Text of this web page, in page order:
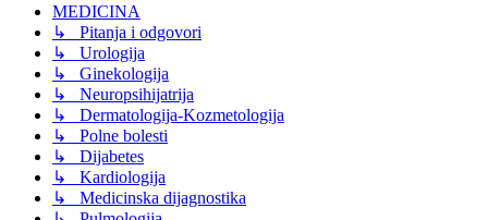
MEDICINA
↳ Pitanja i odgovori
↳ Urologija
↳ Ginekologija
↳ Neuropsihijatrija
↳ Dermatologija-Kozmetologija
↳ Polne bolesti
↳ Dijabetes
↳ Kardiologija
↳ Medicinska dijagnostika